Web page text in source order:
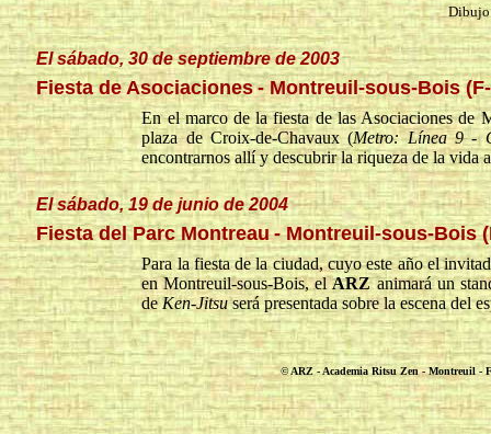
Dibujo
El sábado, 30 de septiembre de 2003
Fiesta de Asociaciones - Montreuil-sous-Bois
En el marco de la fiesta de las Asociaciones de
plaza de Croix-de-Chavaux (Metro: Línea 9 -
encontrarnos allí y descubrir la riqueza de la vida
El sábado, 19 de junio de 2004
Fiesta del Parc Montreau - Montreuil-sous-Bois
Para la fiesta de la ciudad, cuyo este año el
en Montreuil-sous-Bois, elARZanimará un
deKen-Jitsuserá presentada sobre la escena del
© ARZ - Academia Ritsu Zen - Montreuil -